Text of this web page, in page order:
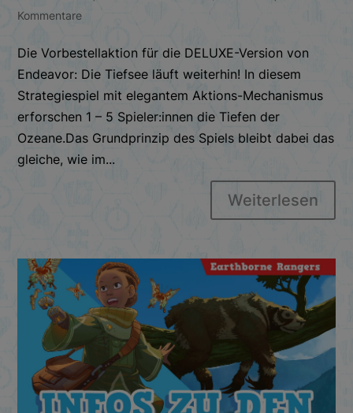
Kommentare
Die Vorbestellaktion für die DELUXE-Version von
Endeavor: Die Tiefsee läuft weiterhin! In diesem
Strategiespiel mit elegantem Aktions-Mechanismus
erforschen 1 – 5 Spieler:innen die Tiefen der
Ozeane.Das Grundprinzip des Spiels bleibt dabei das
gleiche, wie im...
Weiterlesen